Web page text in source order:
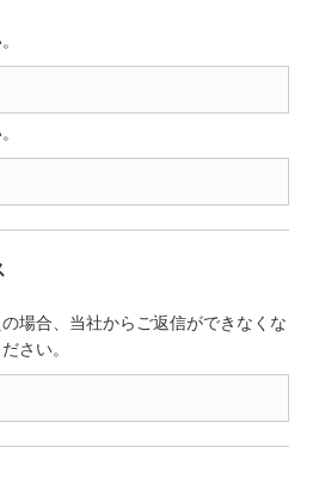
場合、当社からご返信ができなくな
さい。